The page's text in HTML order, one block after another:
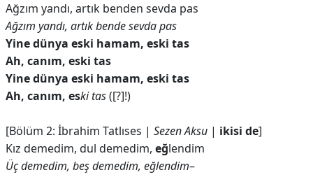
Ağzım yandı, artık benden sevda pas
Ağzım yandı, artık bende sevda pas
Yine dünya eski hamam, eski tas
Ah, canım, eski tas
Yine dünya eski hamam, eski tas
Ah, canım, eski tas([?]!)
[Bölüm 2: İbrahim Tatlıses | Sezen Aksu | ikisi de]
Kız demedim, dul demedim, eğlendim
Üç demedim, beş demedim, eğlendim–